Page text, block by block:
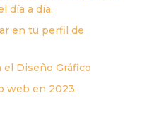
día a día.
en tu perfil de
Diseño Gráfico
web en 2023